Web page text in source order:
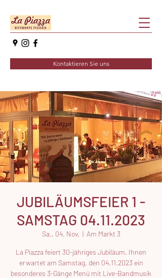
Kontaktieren Sie uns
JUBILÄUMSFEIER 1 -
SAMSTAG 04.11.2023
Sa., 04. Nov.
  |
Am Markt 3
La Piazza feiert 30-jähriges Jubiläum. Ihnen
erwartet am Samstag, den 04.11.2023 ein
besonderes 3-Gänge Menü mit Live-Bandmusik